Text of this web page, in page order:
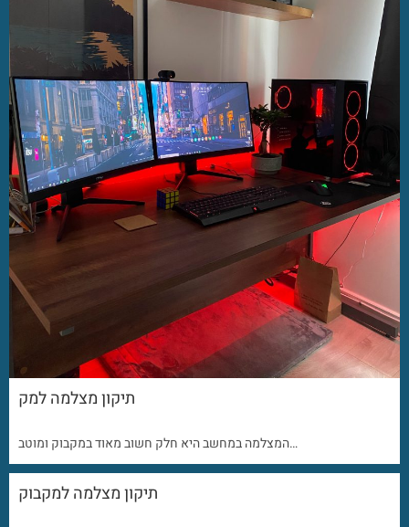
תיקון מצלמה למק
המצלמה במחשב היא חלק חשוב מאוד במקבוק ומוטב…
תיקון מצלמה למקבוק